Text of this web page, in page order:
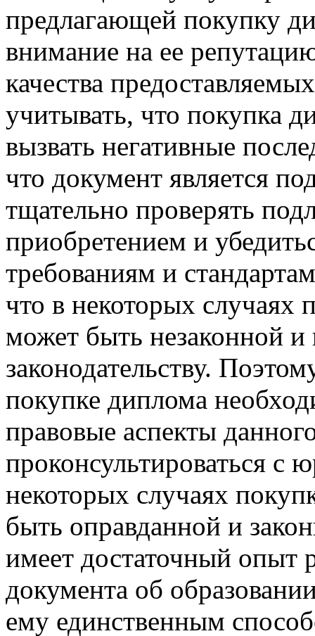
предлагающей покупку
внимание на ее
качества
учитывать, что покупка
вызвать негативные
что документ является
тщательно проверять
приобретением и
требованиям и
что в некоторых случаях
может быть незаконной и
законодательству.
покупке диплома
правовые аспекты
проконсультироваться с
некоторых случаях
быть оправданной и
имеет достаточный опыт
документа об
ему единственным